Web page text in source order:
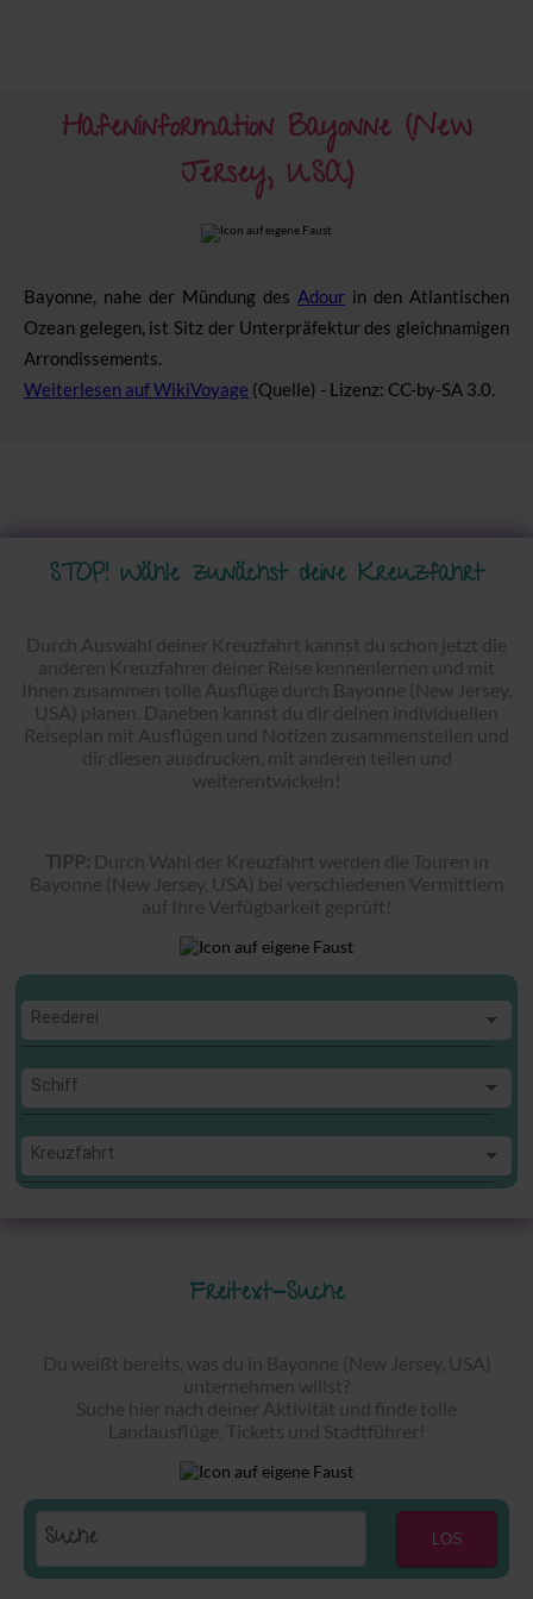
Hafeninformation Bayonne (New
Jersey, USA)
Bayonne, nahe der Mündung des Adourin den Atlantischen
Ozean gelegen, ist Sitz der Unterpräfektur des gleichnamigen
Arrondissements.
Weiterlesen auf WikiVoyage (Quelle) - Lizenz: CC-by-SA 3.0.
STOP! Wähle zunächst deine Kreuzfahrt
Durch Auswahl deiner Kreuzfahrt kannst du schon jetzt die
anderen Kreuzfahrer deiner Reise kennenlernen und mit
Ihnen zusammen tolle Ausflüge durch Bayonne (New Jersey,
USA) planen. Daneben kannst du dir deinen individuellen
Reiseplan mit Ausflügen und Notizen zusammenstellen und
dir diesen ausdrucken, mit anderen teilen und
weiterentwickeln!
TIPP: Durch Wahl der Kreuzfahrt werden die Touren in
Bayonne (New Jersey, USA) bei verschiedenen Vermittlern
auf Ihre Verfügbarkeit geprüft!
Reederei
Reederei
Schiff
Schiff
Kreuzfahrt
Kreuzfahrt
Freitext-Suche
Du weißt bereits, was du in Bayonne (New Jersey, USA)
unternehmen willst?
Suche hier nach deiner Aktivität und finde tolle
Landausflüge, Tickets und Stadtführer!
LOS